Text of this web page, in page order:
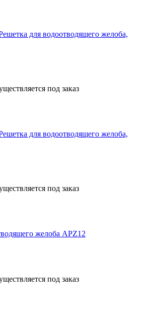
для водоотводящего желоба,
под заказ
для водоотводящего желоба,
под заказ
желоба APZ12
под заказ